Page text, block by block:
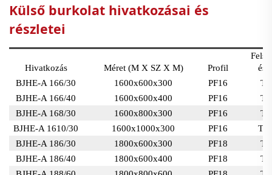
Külső burkolat hivatkozásai és
részletei
Hivatkozás Méret (M X SZ X M) Profil
és
BJHE-A 166/30
1600x600x300 PF16
BJHE-A 166/40
1600x600x400 PF16
BJHE-A 168/30
1600x800x300 PF16
BJHE-A 1610/30
1600x1000x300 PF16
BJHE-A 186/30
1800x600x300 PF18
BJHE-A 186/40
1800x600x400 PF18